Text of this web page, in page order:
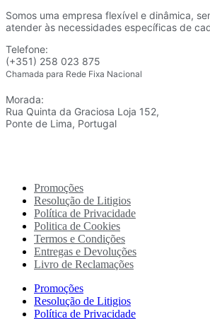
Somos uma empresa flexível e dinâmica,
atender às necessidades específicas de
Telefone:
(+351) 258 023 875
Chamada para Rede Fixa Nacional
Morada:
Rua Quinta da Graciosa Loja 152,
Ponte de Lima, Portugal
Promoções
Resolução de Litigios
Política de Privacidade
Politica de Cookies
Termos e Condições
Entregas e Devoluções
Livro de Reclamações
Promoções
Resolução de Litigios
Política de Privacidade